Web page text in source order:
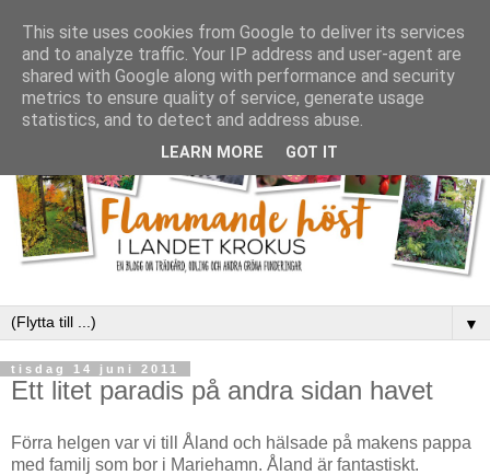
▼
tisdag 14 juni 2011
Ett litet paradis på andra sidan havet
Förra helgen var vi till Åland och hälsade på makens pappa
med familj som bor i Mariehamn. Åland är fantastiskt.
This site uses cookies from Google to deliver its services
and to analyze traffic. Your IP address and user-agent are
shared with Google along with performance and security
metrics to ensure quality of service, generate usage
statistics, and to detect and address abuse.
LEARN MORE GOT IT